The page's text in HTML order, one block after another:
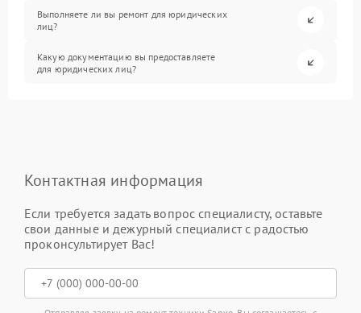
Выполняете ли вы ремонт для юридических
лиц?
Какую документацию вы предоставляете
для юридических лиц?
Контактная информация
Если требуется задать вопрос специалисту, оставьте
свои данные и дежурный специалист с радостью
проконсультирует Вас!